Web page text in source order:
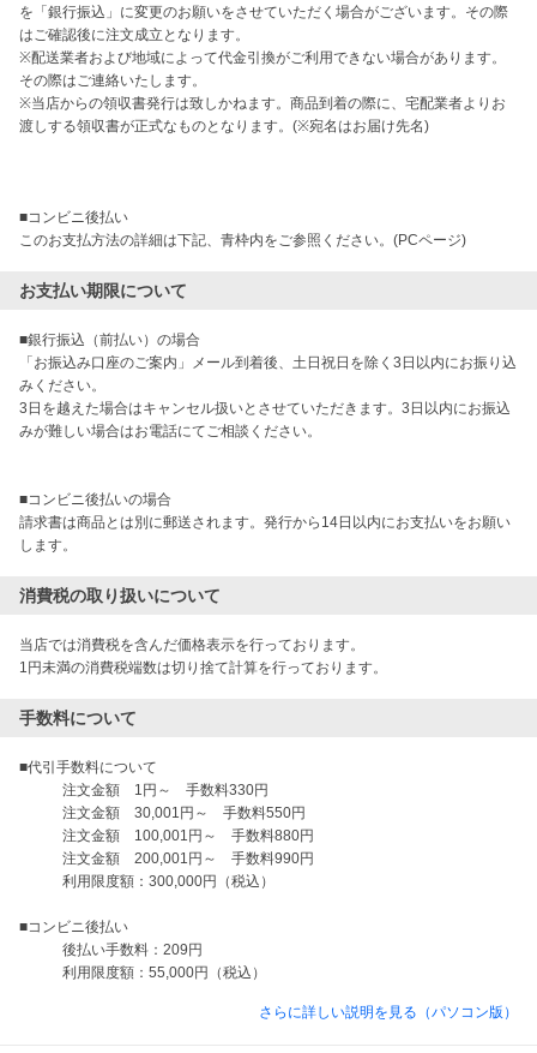
を「銀行振込」に変更のお願いをさせていただく場合がございます。その際
はご確認後に注文成立となります。
※配送業者および地域によって代金引換がご利用できない場合があります。
その際はご連絡いたします。
※当店からの領収書発行は致しかねます。商品到着の際に、宅配業者よりお
渡しする領収書が正式なものとなります。(※宛名はお届け先名)
■コンビニ後払い
このお支払方法の詳細は下記、青枠内をご参照ください。(PCページ)
お支払い期限について
■銀行振込（前払い）の場合
「お振込み口座のご案内」メール到着後、土日祝日を除く3日以内にお振り込
みください。
3日を越えた場合はキャンセル扱いとさせていただきます。3日以内にお振込
みが難しい場合はお電話にてご相談ください。
■コンビニ後払いの場合
請求書は商品とは別に郵送されます。発行から14日以内にお支払いをお願い
します。
消費税の取り扱いについて
当店では消費税を含んだ価格表示を行っております。
1円未満の消費税端数は切り捨て計算を行っております。
手数料について
■代引手数料について
注文金額　1円～　手数料330円
注文金額　30,001円～　手数料550円
注文金額　100,001円～　手数料880円
注文金額　200,001円～　手数料990円
利用限度額：300,000円（税込）
■コンビニ後払い
後払い手数料：209円
さらに詳しい説明を見る（パソコン版）